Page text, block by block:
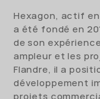
Hexagon, actif
a été fondé en
de son
ampleur et les
Flandre, il a
développement
projets